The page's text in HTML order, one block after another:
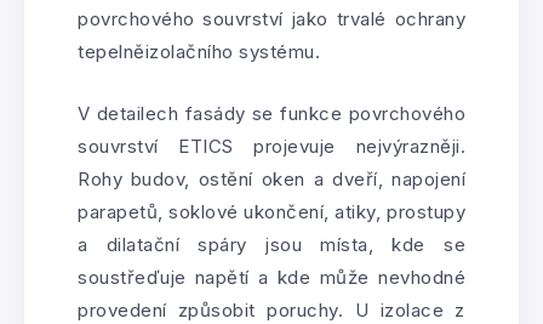
povrchového souvrství jako trvalé ochrany
tepelněizolačního systému.
V detailech fasády se funkce povrchového
souvrství ETICS projevuje nejvýrazněji.
Rohy budov, ostění oken a dveří, napojení
parapetů, soklové ukončení, atiky, prostupy
a dilatační spáry jsou místa, kde se
soustřeďuje napětí a kde může nevhodné
provedení způsobit poruchy. U izolace z